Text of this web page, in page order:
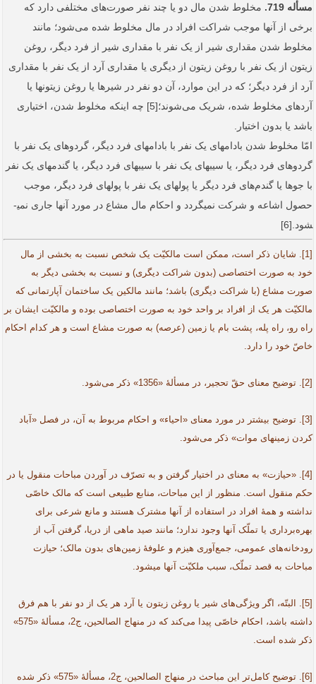
مسأله 719.
مخلوط شدن مال دو یا چند نفر صورت‌های مختلفی دارد که
برخی از آنها موجب شراکت افراد در مال مخلوط شده می‌شود؛ مانند
مخلوط شدن مقداری شیر از یک نفر با مقداری شیر از فرد دیگر، روغن
زیتون از یک نفر با روغن زیتون از دیگری یا مقداری آرد از یک نفر با مقداری
آرد از فرد دیگر؛ که در این موارد، آن دو نفر در شیرها یا روغن زیتون­ها یا
آردهای مخلوط شده، شریک می‌شوند؛[5] چه اینکه مخلوط شدن، اختیاری
باشد یا بدون اختیار.
امّا مخلوط شدن بادام­های یک نفر با بادام­های فرد دیگر، گردوهای یک نفر با
گردوهای فرد دیگر، یا سیب­های یک نفر با سیب­های فرد دیگر، یا گندم­های یک نفر
با جوها یا گندم‌های فرد دیگر یا پول­های یک نفر با پول­های فرد دیگر، موجب
حصول اشاعه و شرکت نمی­گردد و احکام مال مشاع در مورد آنها جاری نمی­
شود.[6]
[1]. شایان ذکر است، ممکن است مالکیّت یک شخص نسبت به بخشی از مال
خود به صورت اختصاصی (بدون شراکت دیگری) و نسبت به بخشی دیگر به
صورت مشاع (با شراکت دیگری) باشد؛ مانند مالکین یک ساختمان آپارتمانی که
مالکیّت هر یک از افراد بر واحد خود به صورت اختصاصی بوده و مالکیّت ایشان بر
راه رو، راه پله، پشت بام یا زمین (عرصه) به صورت مشاع است و هر کدام احکام
خاصّ خود را دارد.
[2]. توضیح معنای حقّ تحجیر، در مسألۀ «1356» ذکر می‌شود.
[3]. توضیح بیشتر در مورد معنای «احیاء» و احکام مربوط به آن، در فصل «آباد
کردن زمین­های موات» ذکر می‌شود.
[4]. «حیازت» به معنای در اختیار گرفتن و به ‌تصرّف در آوردن مباحات منقول یا در
حکم منقول است. منظور از این مباحات، منابع طبیعی است که مالک خاصّی
نداشته و همۀ افراد در استفاده از آنها مشترک هستند و مانع شرعی برای
بهره‌برداری یا تملّک آنها وجود ندارد؛ مانند صید ماهی از دریا، گرفتن آب از
رودخانه‌های عمومی، جمع‌آوری هیزم و علوفۀ زمین‌های بدون مالک؛ حیازت
مباحات به قصد تملّک، سبب ملکیّت آنها می­شود.
[5]. البتّه، اگر ویژگی‌های شیر یا روغن زیتون یا آرد هر یک از دو نفر با هم فرق
داشته باشد، احکام خاصّی پیدا می‌کند که در منهاج الصالحین، ج2، مسألۀ «575»
ذکر شده است.
[6]. توضیح کامل‌تر این مباحث در منهاج الصالحین، ج2، مسألۀ «575» ذکر شده